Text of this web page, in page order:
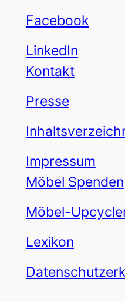
Facebook
LinkedIn
Kontakt
Presse
Impressum
Möbel Spenden
Möbel-
Lexikon